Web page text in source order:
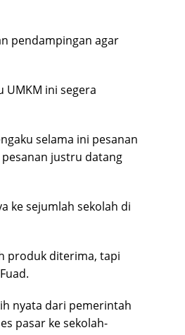
pendampingan agar
UMKM ini segera
selama ini pesanan
justru datang
ke sejumlah sekolah di
produk diterima, tapi
nyata dari pemerintah
pasar ke sekolah-